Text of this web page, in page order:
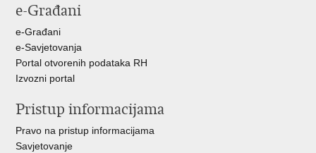
FacebookuTwitteru
e-Građani
e-Građani
e-Savjetovanja
Portal otvorenih podataka RH
Izvozni portal
Pristup informacijama
Pravo na pristup informacijama
Savjetovanje